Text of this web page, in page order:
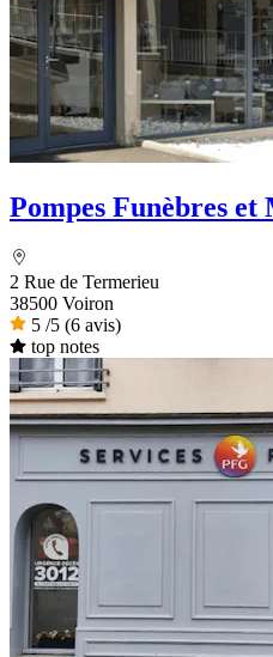
Pompes Funèbres
2 Rue de Termerieu
38500 Voiron
5 /5 (6 avis)
top notes